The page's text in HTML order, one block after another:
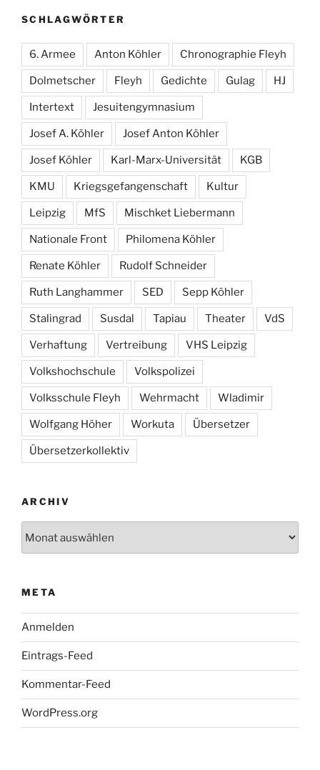
SCHLAGWÖRTER
6. Armee Anton Köhler Chronographie Fleyh
Dolmetscher Fleyh Gedichte Gulag HJ
Intertext Jesuitengymnasium
Josef A. Köhler Josef Anton Köhler
Josef Köhler Karl-Marx-Universität KGB
KMU Kriegsgefangenschaft Kultur
Leipzig MfS Mischket Liebermann
Nationale Front Philomena Köhler
Renate Köhler Rudolf Schneider
Ruth Langhammer SED Sepp Köhler
Stalingrad Susdal Tapiau Theater VdS
Verhaftung Vertreibung VHS Leipzig
Volkshochschule Volkspolizei
Volksschule Fleyh Wehrmacht Wladimir
Wolfgang Höher Workuta Übersetzer
Übersetzerkollektiv
ARCHIV
META
Anmelden
Eintrags-Feed
Kommentar-Feed
WordPress.org